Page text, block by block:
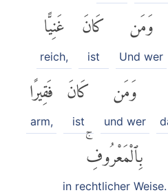
وَمَن
Und wer
كَانَ
ist
غَنِيًّا
reich,
وَمَن
und wer
كَانَ
ist
فَقِيرًا
arm,
بِٱلْمَعْرُوفِۚ
in rechtlicher Weise.